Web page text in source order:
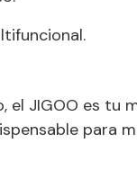
JIGOO es tu
para